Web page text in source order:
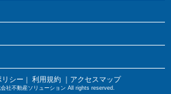
シー ｜ 利用規約 ｜アクセスマップ
社不動産ソリューション All rights reserved.